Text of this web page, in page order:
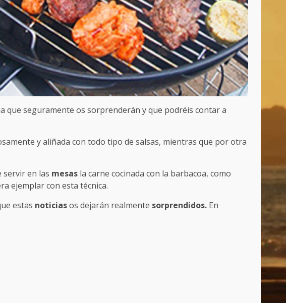
que seguramente os sorprenderán y que podréis contar a
y aliñada con todo tipo de salsas, mientras que por otra
servir en las mesas la carne cocinada con la barbacoa, como
ejemplar con esta técnica.
estas noticiasos dejarán realmente sorprendidos. En